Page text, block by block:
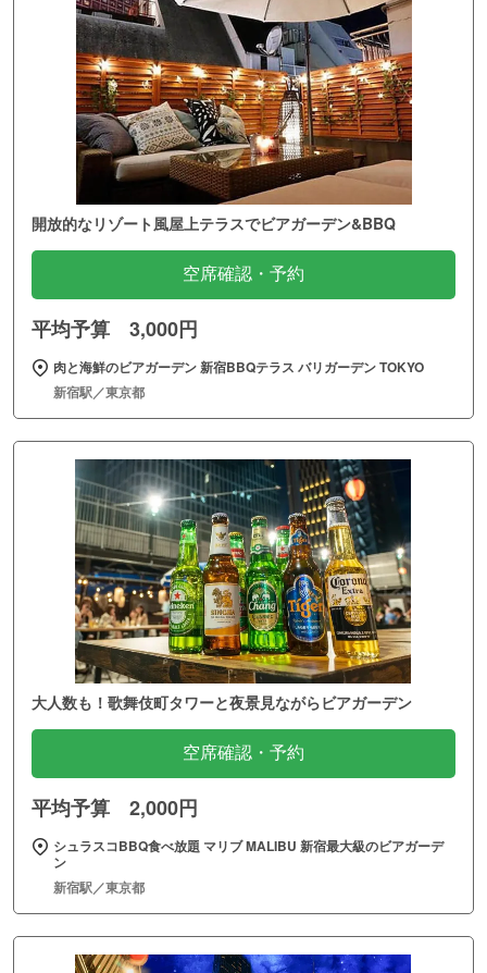
開放的なリゾート風屋上テラスでビアガーデン&BBQ
空席確認・予約
平均予算 3,000円
肉と海鮮のビアガーデン 新宿BBQテラス バリガーデン TOKYO
新宿駅／東京都
大人数も！歌舞伎町タワーと夜景見ながらビアガーデン
空席確認・予約
平均予算 2,000円
シュラスコBBQ食べ放題 マリブ MALIBU 新宿最大級のビアガーデ
ン
新宿駅／東京都